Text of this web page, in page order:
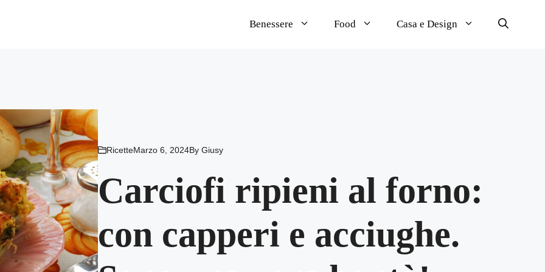
Benessere Food Casa e Design
RicetteMarzo 6, 2024By Giusy
Carciofi ripieni al forno:
con capperi e acciughe.